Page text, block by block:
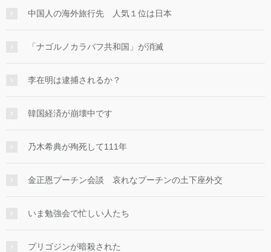
中国人の海外旅行先 人気１位は日本
「ナゴルノカラバフ共和国」が消滅
李在明は逮捕されるか？
韓国経済が崩壊中です
乃木希典が殉死して111年
金正恩プーチン会談 哀れなプーチンの土下座外交
いま勉強会で忙しい人たち
プリゴジンが暗殺された